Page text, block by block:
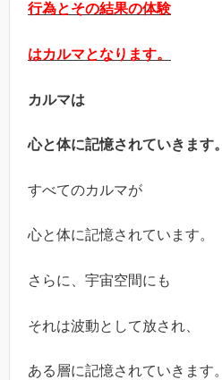
行為とその結果の体験
はカルマとなります。
カルマは
心と体に記憶されていきます。
すべてのカルマが
心と体に記憶されています。
さらに、宇宙空間にも
それは波動として放され、
ある層に記憶されていきます。